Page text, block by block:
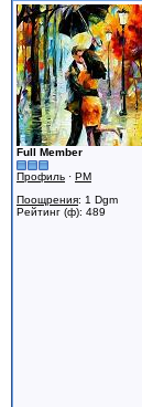
Full Member
Профиль · PM
Поощрения: 1 Dgm
Рейтинг (ф): 489